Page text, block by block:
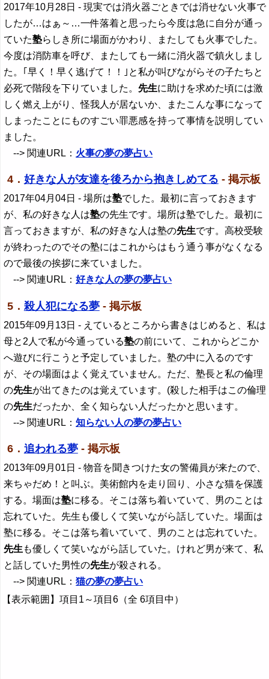
2017年10月28日 - 現実では消火器ごときでは消せない火事で
したが…はぁ～…一件落着と思ったら今度は急に自分が通っ
ていた塾らしき所に場面がかわり、またしても火事でした。
今度は消防車を呼び、またしても一緒に消火器で鎮火しまし
た。｢早く！早く逃げて！！｣と私が叫びながらその子たちと
必死で階段を下りていました。先生に助けを求めた頃には激
しく燃え上がり、怪我人が居ないか、またこんな事になって
しまったことにものすごい罪悪感を持って事情を説明してい
ました。
--> 関連URL： 火事の夢の夢占い
4． 好きな人が友達を後ろから抱きしめてる - 掲示板
2017年04月04日 - 場所は塾でした。最初に言っておきます
が、私の好きな人は塾の先生です。場所は塾でした。最初に
言っておきますが、私の好きな人は塾の先生です。高校受験
が終わったのでその塾にはこれからはもう通う事がなくなる
ので最後の挨拶に来ていました。
--> 関連URL：好きな人の夢の夢占い
5． 殺人犯になる夢- 掲示板
2015年09月13日 - えているところから書きはじめると、私は
母と2人で私が今通っている塾の前にいて、これからどこか
へ遊びに行こうと予定していました。塾の中に入るのです
が、その場面はよく覚えていません。ただ、塾長と私の倫理
の先生が出てきたのは覚えています。(殺した相手はこの倫理
の先生だったか、全く知らない人だったかと思います。
--> 関連URL：知らない人の夢の夢占い
6． 追われる夢- 掲示板
2013年09月01日 - 物音を聞きつけた女の警備員が来たので、
来ちゃだめ！と叫ぶ。美術館内を走り回り、小さな猫を保護
する。場面は塾に移る。そこは落ち着いていて、男のことは
忘れていた。先生も優しくて笑いながら話していた。場面は
塾に移る。そこは落ち着いていて、男のことは忘れていた。
先生 も優しくて笑いながら話していた。けれど男が来て、私
と話していた男性の先生が殺される。
--> 関連URL：猫の夢の夢占い
【表示範囲】項目1～項目6（全 6項目中）